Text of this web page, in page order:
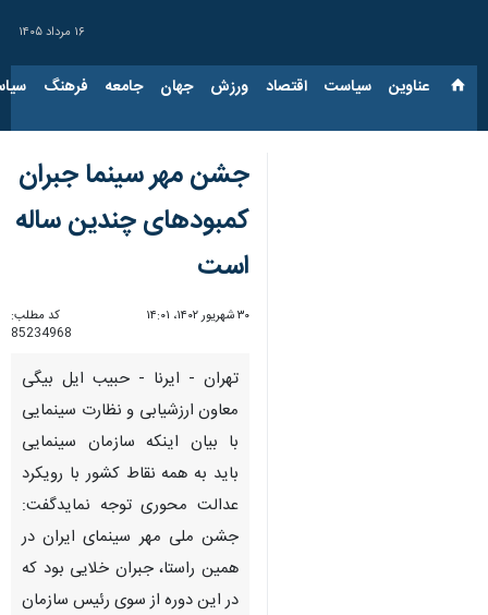
۱۶ مرداد ۱۴۰۵
عناوین‌ سیاست اقتصاد ورزش جهان جامعه فرهنگ
جشن مهر سینما جبران
کمبودهای چندین ساله
است
۳۰ شهریور ۱۴۰۲، ۱۴:۰۱
کد مطلب:
85234968
تهران - ایرنا - حبیب ایل بیگی
معاون ارزشیابی و نظارت سینمایی
با بیان اینکه سازمان سینمایی
باید به همه نقاط کشور با رویکرد
عدالت محوری توجه نمایدگفت:
جشن ملی مهر سینمای ایران در
همین راستا، جبران خلایی بود که
در این دوره از سوی رئیس سازمان